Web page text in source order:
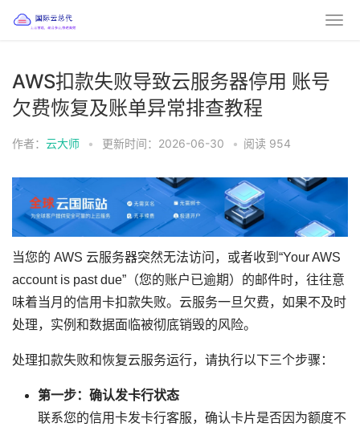
AWS扣款失败导致云服务器停用 账号
欠费恢复及账单异常排查教程
作者： 云大师 • 更新时间：2026-06-30 • 阅读 954
当您的 AWS 云服务器突然无法访问，或者收到“Your AWS
account is past due”（您的账户已逾期）的邮件时，往往意
味着当月的信用卡扣款失败。云服务一旦欠费，如果不及时
处理，实例和数据面临被彻底销毁的风险。
处理扣款失败和恢复云服务运行，请执行以下三个步骤：
第一步：确认发卡行状态
联系您的信用卡发卡行客服，确认卡片是否因为额度不